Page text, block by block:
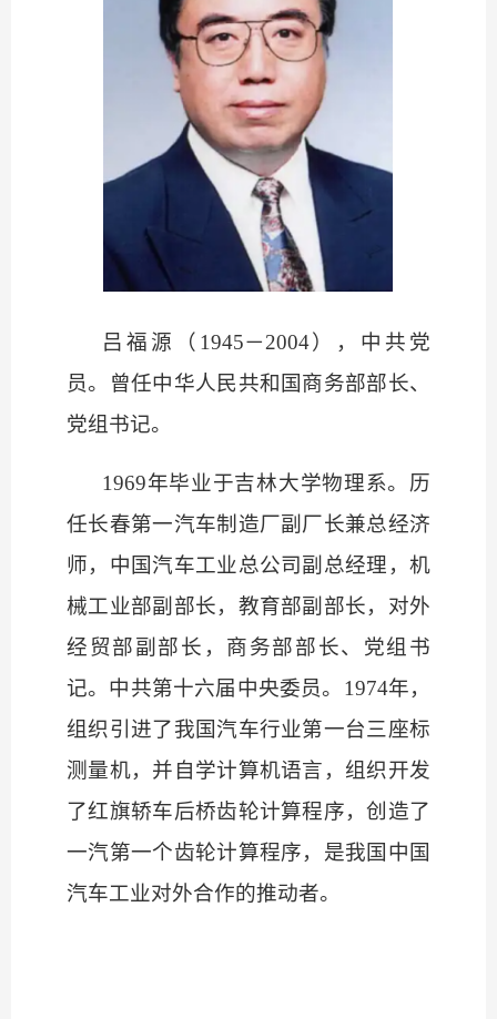
吕福源（ 1945－2004），中共党
员。曾任中华人民共和国商务部部长、
党组书记。
1969年毕业于吉林大学物理系。历
任长春第一汽车制造厂副厂长兼总经济
师， 中国汽车工业总公司副总经理，机
械工业部副部长，教育部副部长，对外
经贸部副部长，商务部部长、党组书
记。中共第十六届中央委员。 1974年，
组织引进了我国汽车行业第一台三座标
测量机，并自学计算机语言，组织开发
了红旗轿车后桥齿轮计算程序，创造了
一汽第一个齿轮计算程序，是我国中国
汽车工业对外合作的推动者。